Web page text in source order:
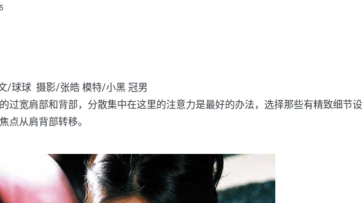
球球 摄影/张皓 模特/小黑 冠男
宽肩部和背部，分散集中在这里的注意力是最好的办法，选择那些有精致细节设
点从肩背部转移。